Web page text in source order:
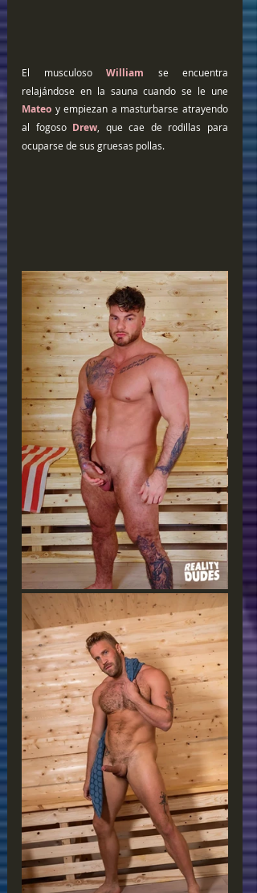
El musculoso William se encuentra
Mateo y empiezan a masturbarse atrayendo
al fogoso Drew, que cae de rodillas para
ocuparse de sus gruesas pollas.